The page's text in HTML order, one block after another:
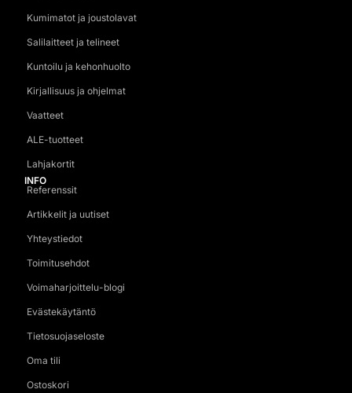
Kumimatot ja joustolavat
Salilaitteet ja telineet
Kuntoilu ja kehonhuolto
Kirjallisuus ja ohjelmat
Vaatteet
ALE-tuotteet
Lahjakortit
INFO
Referenssit
Artikkelit ja uutiset
Yhteystiedot
Toimitusehdot
Voimaharjoittelu-blogi
Evästekäytäntö
Tietosuojaseloste
Oma tili
Ostoskori